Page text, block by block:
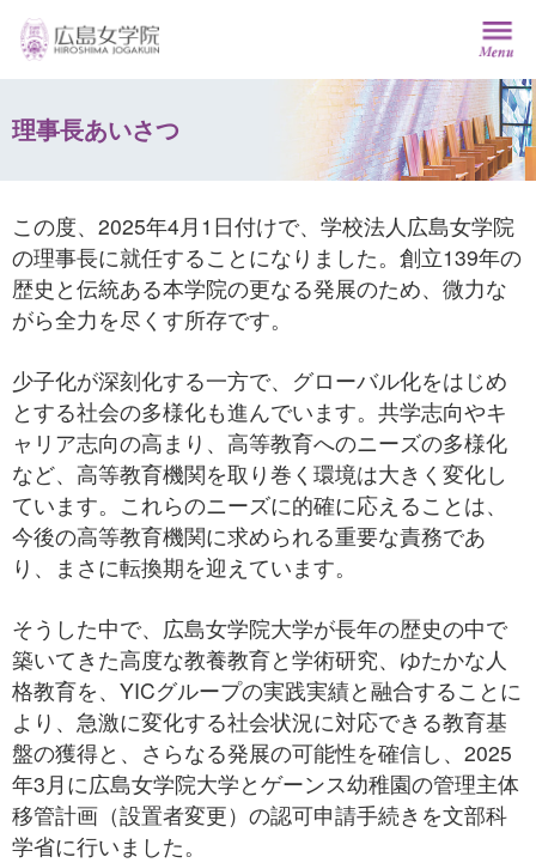
理事長あいさつ
この度、2025年4月1日付けで、学校法人広島女学院
の理事長に就任することになりました。創立139年の
歴史と伝統ある本学院の更なる発展のため、微力な
がら全力を尽くす所存です。
少子化が深刻化する一方で、グローバル化をはじめ
とする社会の多様化も進んでいます。共学志向やキ
ャリア志向の高まり、高等教育へのニーズの多様化
など、高等教育機関を取り巻く環境は大きく変化し
ています。これらのニーズに的確に応えることは、
今後の高等教育機関に求められる重要な責務であ
り、まさに転換期を迎えています。
そうした中で、広島女学院大学が長年の歴史の中で
築いてきた高度な教養教育と学術研究、ゆたかな人
格教育を、YICグループの実践実績と融合することに
より、急激に変化する社会状況に対応できる教育基
盤の獲得と、さらなる発展の可能性を確信し、2025
年3月に広島女学院大学とゲーンス幼稚園の管理主体
移管計画（設置者変更）の認可申請手続きを文部科
学省に行いました。